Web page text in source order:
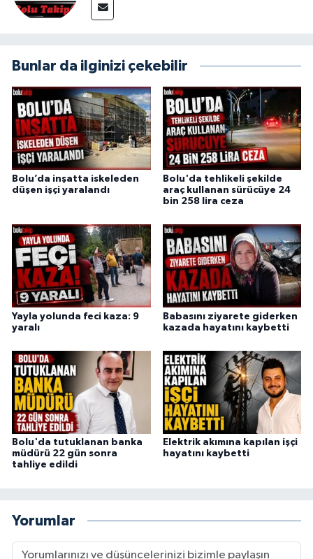
Bunlar da ilginizi çekebilir
Bolu’da inşatta iskeleden
düşen işçi yaralandı
Bolu'da tehlikeli şekilde
araç kullanan sürücüye 24
bin 258 lira ceza
Yayla yolunda feci kaza: 9
yaralı
Babasını ziyarete giderken
kazada hayatını kaybetti
Bolu'da tutuklanan banka
müdürü 22 gün sonra
tahliye edildi
Elektrik akımına kapılan işçi
hayatını kaybetti
Yorumlar